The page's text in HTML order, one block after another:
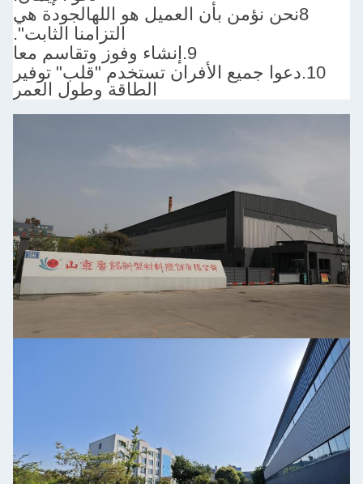
الجودة هي
التزامنا الثابت".
إنشاء وفوز وتقاسم معا
جميع الأفران تستخدم "قلب" توفير
الطاقة وطول العمر